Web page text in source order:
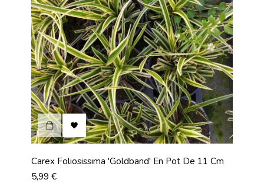

Carex Foliosissima 'Goldband' En Pot De 11 Cm
Prix
5,99 €